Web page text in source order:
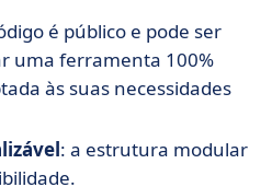
é público e pode ser
uma ferramenta 100%
às suas necessidades
: a estrutura modular